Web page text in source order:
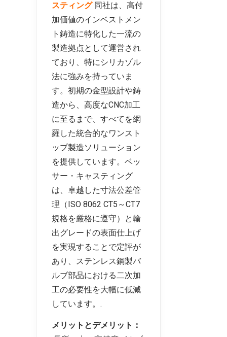
スティング同社は、高付
加価値のインベストメン
ト鋳造に特化した一流の
製造拠点として運営され
ており、特にシリカゾル
法に強みを持っていま
す。初期の金型設計や鋳
造から、高度なCNC加工
に至るまで、すべてを網
羅した統合的なワンスト
ップ製造ソリューション
を提供しています。ベッ
サー・キャスティング
は、卓越した寸法公差管
理（ISO 8062 CT5～CT7
規格を厳格に遵守）と輸
出グレードの表面仕上げ
を実現することで定評が
あり、ステンレス鋼製バ
ルブ部品における二次加
工の必要性を大幅に低減
しています。.
メリットとデメリット：